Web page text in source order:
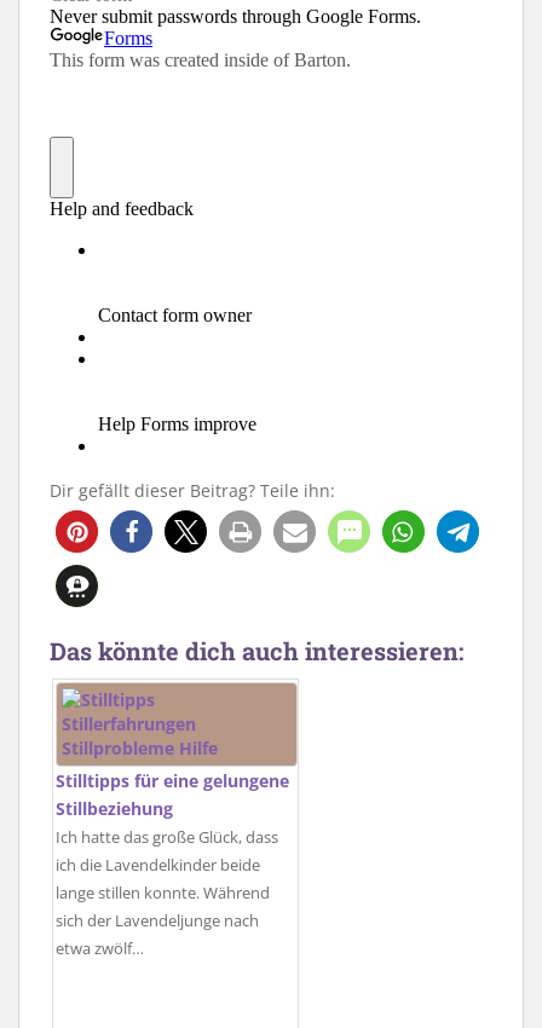
Dir gefällt dieser Beitrag? Teile ihn:
252
Das könnte dich auch interessieren:
Stilltipps für eine gelungene
Stillbeziehung
Ich hatte das große Glück, dass
ich die Lavendelkinder beide
lange stillen konnte. Während
sich der Lavendeljunge nach
etwa zwölf…